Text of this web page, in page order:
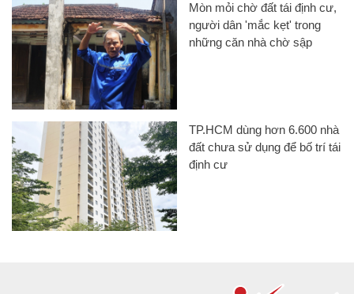
Mòn mỏi chờ đất tái định cư,
người dân 'mắc kẹt' trong
những căn nhà chờ sập
TP.HCM dùng hơn 6.600 nhà
đất chưa sử dụng để bố trí tái
định cư